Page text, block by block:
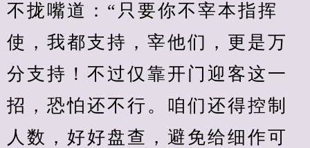
不拢嘴道：“只要你不宰本指挥
使，我都支持，宰他们，更是万
分支持！不过仅靠开门迎客这一
招，恐怕还不行。咱们还得控制
人数，好好盘查，避免给细作可